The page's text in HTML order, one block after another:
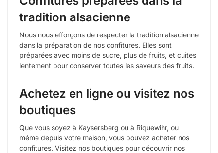
tradition alsacienne
Nous nous efforçons de respecter la tradition alsacienne
dans la préparation de nos confitures. Elles sont
préparées avec moins de sucre, plus de fruits, et cuites
lentement pour conserver toutes les saveurs des fruits.
Achetez en ligne ou visitez nos
boutiques
Que vous soyez à Kaysersberg ou à Riquewihr, ou
même depuis votre maison, vous pouvez acheter nos
confitures. Visitez nos boutiques pour découvrir nos